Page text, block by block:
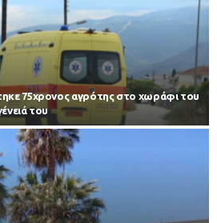
75χρονος αγρότης στο χωράφι του
του